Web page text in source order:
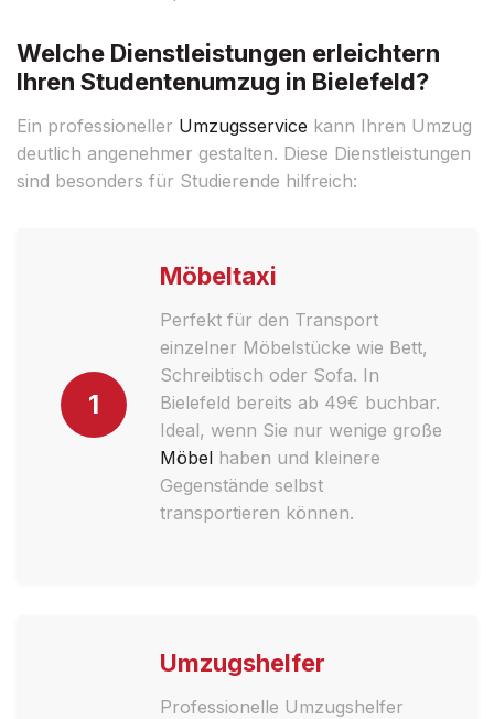
Welche Dienstleistungen erleichtern
Ihren Studentenumzug in Bielefeld?
Ein professioneller Umzugsservice kann Ihren Umzug
deutlich angenehmer gestalten. Diese Dienstleistungen
sind besonders für Studierende hilfreich:
1
Möbeltaxi
Perfekt für den Transport
einzelner Möbelstücke wie Bett,
Schreibtisch oder Sofa. In
Bielefeld bereits ab 49€ buchbar.
Ideal, wenn Sie nur wenige große
Möbel haben und kleinere
Gegenstände selbst
transportieren können.
Umzugshelfer
Professionelle Umzugshelfer